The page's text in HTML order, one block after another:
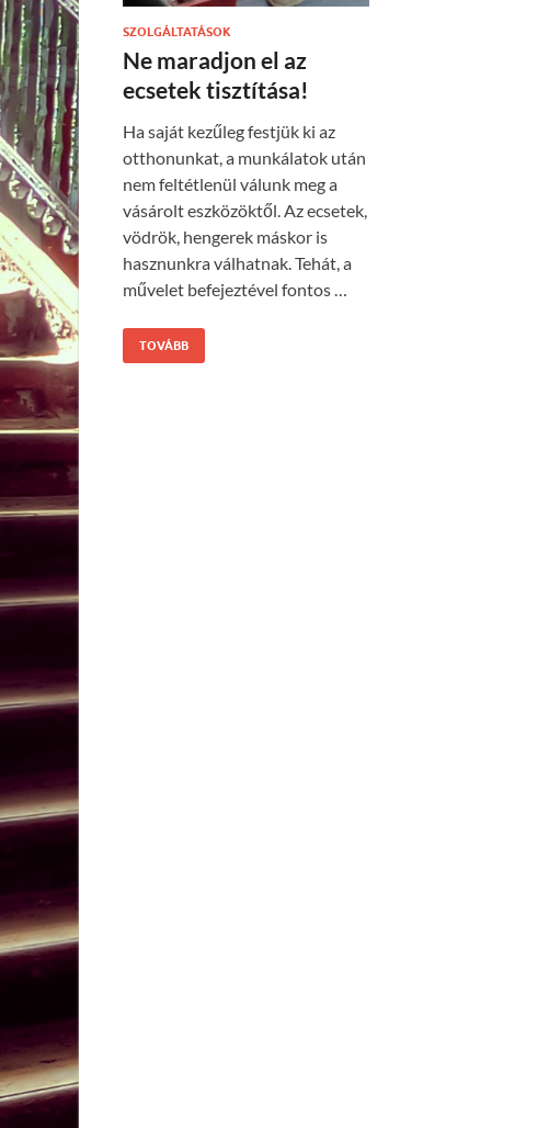
SZOLGÁLTATÁSOK
Ne maradjon el az
ecsetek tisztítása!
Ha saját kezűleg festjük ki az
otthonunkat, a munkálatok után
nem feltétlenül válunk meg a
vásárolt eszközöktől. Az ecsetek,
vödrök, hengerek máskor is
hasznunkra válhatnak. Tehát, a
művelet befejeztével fontos …
TOVÁBB